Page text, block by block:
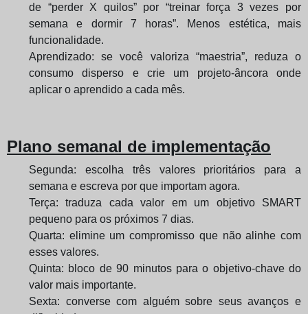
de “perder X quilos” por “treinar força 3 vezes por
semana e dormir 7 horas”. Menos estética, mais
funcionalidade.
Aprendizado: se você valoriza “maestria”, reduza o
consumo disperso e crie um projeto-âncora onde
aplicar o aprendido a cada mês.
Plano semanal de implementação
Segunda: escolha três valores prioritários para a
semana e escreva por que importam agora.
Terça: traduza cada valor em um objetivo SMART
pequeno para os próximos 7 dias.
Quarta: elimine um compromisso que não alinhe com
esses valores.
Quinta: bloco de 90 minutos para o objetivo-chave do
valor mais importante.
Sexta: converse com alguém sobre seus avanços e